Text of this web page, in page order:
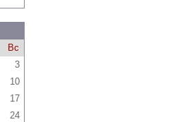
Вс
3
10
17
24